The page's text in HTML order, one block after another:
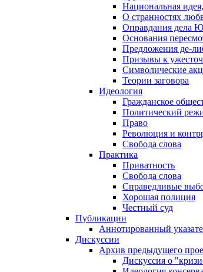
Национальная
О странностях
Оправдания дела
Основания
Предложения де-
Призывы к
Символические
Теории заговора
Идеология
Гражданское
Политический
Право
Революция и
Свобода слова
Практика
Приватность
Свобода слова
Справедливые
Хорошая полиция
Честный суд
Публикации
Аннотированный
Дискуссии
Архив предыдущего
Дискуссия о